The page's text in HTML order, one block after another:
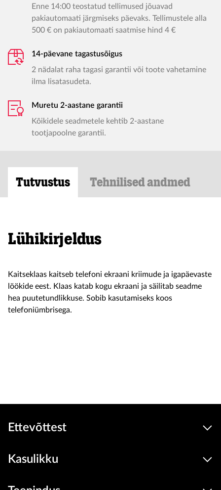
Enne 14:00 teostatud tellimused jõuavad
pakiautomaati järgmiseks päevaks. Tellimustele alla
500 € on pakiautomaati saatmise hind 4 €
14-päevane tagastusõigus
2 nädalat raha tagasi garantii või toote vahetamine
ilma lisatasudeta.
Muretu 2-aastane garantii
Kõikidele seadmetele kehtib 2-aastane
tootjapoolne garantii.
Tutvustus Tehnilised andmed
Lühikirjeldus
Kaitseklaas kaitseb telefoni ekraani kriimude ja igapäevaste
löökide eest. Klaas katab kogu ekraani ja säilitab seadme
hea puutetundlikkuse. Sobib kasutamiseks koos
telefoniümbrisega.
Ettevõttest
Kasulikku